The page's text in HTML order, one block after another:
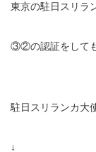
東京の駐日スリラ
③②の認証をしても
駐日スリランカ大
↓